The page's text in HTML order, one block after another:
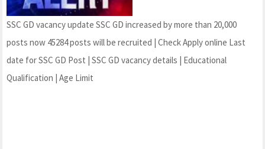
SSC GD vacancy update SSC GD increased by more than 20,000
posts now 45284 posts will be recruited | Check Apply online Last
date for SSC GD Post | SSC GD vacancy details | Educational
Qualification | Age Limit